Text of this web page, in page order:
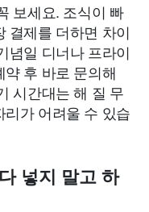
보세요. 조식이 빠
결제를 더하면 차이
념일 디너나 프라이
후 바로 문의해
시간대는 해 질 무
가 어려울 수 있습
넣지 말고 하